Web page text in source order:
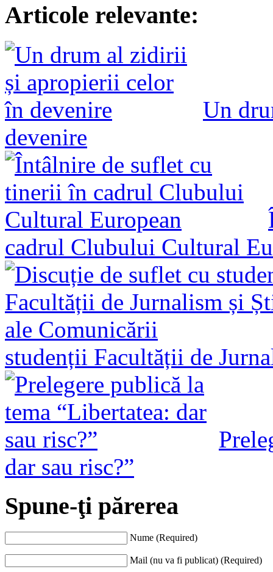
Articole relevante:
Un
devenire
cadrul Clubului Cultural
studenții Facultății de
dar sau risc?”
Spune-ţi părerea
Nume (Required)
Mail (nu va fi publicat) (Required)